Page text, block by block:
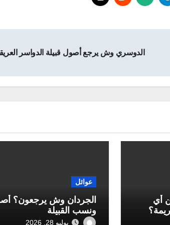
الدوسري وش يرجع أصول قبيلة الدواسر
أي
عوائل
الجردان وش يرجعون؟
ونسب القبيلة
يوليو 28, 2026